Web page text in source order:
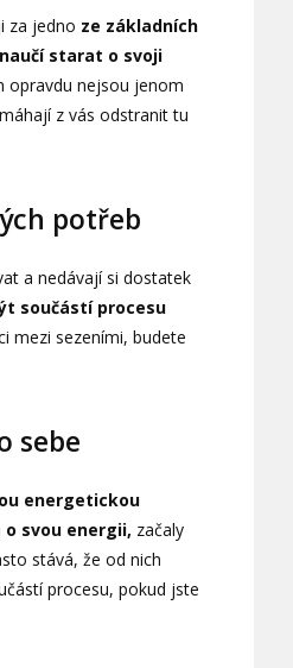
za jedno ze základních
starat o svoji
opravdu nejsou jenom
z vás odstranit tu
potřeb
a nedávají si dostatek
součástí procesu
mezi sezeními, budete
sebe
energetickou
svou energii, začaly
stává, že od nich
procesu, pokud jste